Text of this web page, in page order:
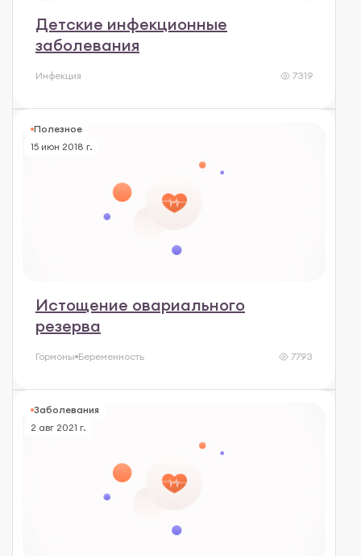
Детские инфекционные
заболевания
Инфекция 7319
Полезное
15 июн 2018 г.
Истощение овариального
резерва
Гормоны Беременность 7793
Заболевания
2 авг 2021 г.